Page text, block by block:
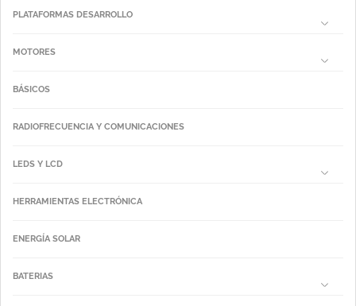
PLATAFORMAS DESARROLLO
MOTORES
BÁSICOS
RADIOFRECUENCIA Y COMUNICACIONES
LEDS Y LCD
HERRAMIENTAS ELECTRÓNICA
ENERGÍA SOLAR
BATERIAS